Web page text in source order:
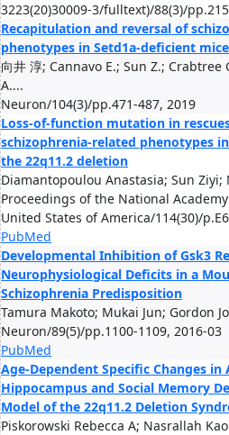
3223(20)30009-3/fulltext)/88(3)/
Recapitulation and reversal of
phenotypes in Setd1a-deficient
向井 淳; Cannavo E.; Sun Z.;
A....
Neuron/104(3)/pp.471-487, 2019
Loss-of-function mutation in
schizophrenia-related phenotypes
the 22q11.2 deletion
Diamantopoulou Anastasia; Sun Ziyi;
Proceedings of the National
United States of America/114(30)/
PubMed
Developmental Inhibition of Gsk3
Neurophysiological Deficits in a
Schizophrenia Predisposition
Tamura Makoto; Mukai Jun; Gordon
Neuron/89(5)/pp.1100-1109, 2016-03
PubMed
Age-Dependent Specific Changes in
Hippocampus and Social Memory
Model of the 22q11.2 Deletion
Piskorowski Rebecca A; Nasrallah